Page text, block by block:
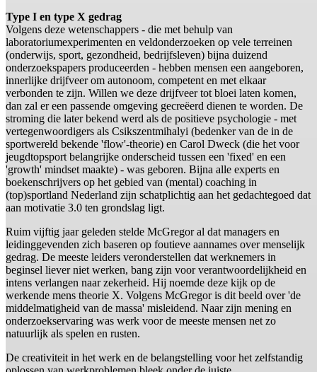
Type I en type X gedrag
Volgens deze wetenschappers - die met behulp van
laboratoriumexperimenten en veldonderzoeken op vele terreinen
(onderwijs, sport, gezondheid, bedrijfsleven) bijna duizend
onderzoekspapers produceerden - hebben mensen een aangeboren,
innerlijke drijfveer om autonoom, competent en met elkaar
verbonden te zijn. Willen we deze drijfveer tot bloei laten komen,
dan zal er een passende omgeving gecreëerd dienen te worden. De
stroming die later bekend werd als de positieve psychologie - met
vertegenwoordigers als Csikszentmihalyi (bedenker van de in de
sportwereld bekende 'flow'-theorie) en Carol Dweck (die het voor
jeugdtopsport belangrijke onderscheid tussen een 'fixed' en een
'growth' mindset maakte) - was geboren. Bijna alle experts en
boekenschrijvers op het gebied van (mental) coaching in
(top)sportland Nederland zijn schatplichtig aan het gedachtegoed dat
aan motivatie 3.0 ten grondslag ligt.
Ruim vijftig jaar geleden stelde McGregor al dat managers en
leidinggevenden zich baseren op foutieve aannames over menselijk
gedrag. De meeste leiders veronderstellen dat werknemers in
beginsel liever niet werken, bang zijn voor verantwoordelijkheid en
intens verlangen naar zekerheid. Hij noemde deze kijk op de
werkende mens theorie X. Volgens McGregor is dit beeld over 'de
middelmatigheid van de massa' misleidend. Naar zijn mening en
onderzoekservaring was werk voor de meeste mensen net zo
natuurlijk als spelen en rusten.
De creativiteit in het werk en de belangstelling voor het zelfstandig